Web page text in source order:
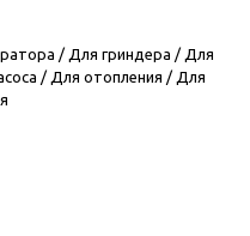
/ Для гриндера / Для
/ Для отопления / Для